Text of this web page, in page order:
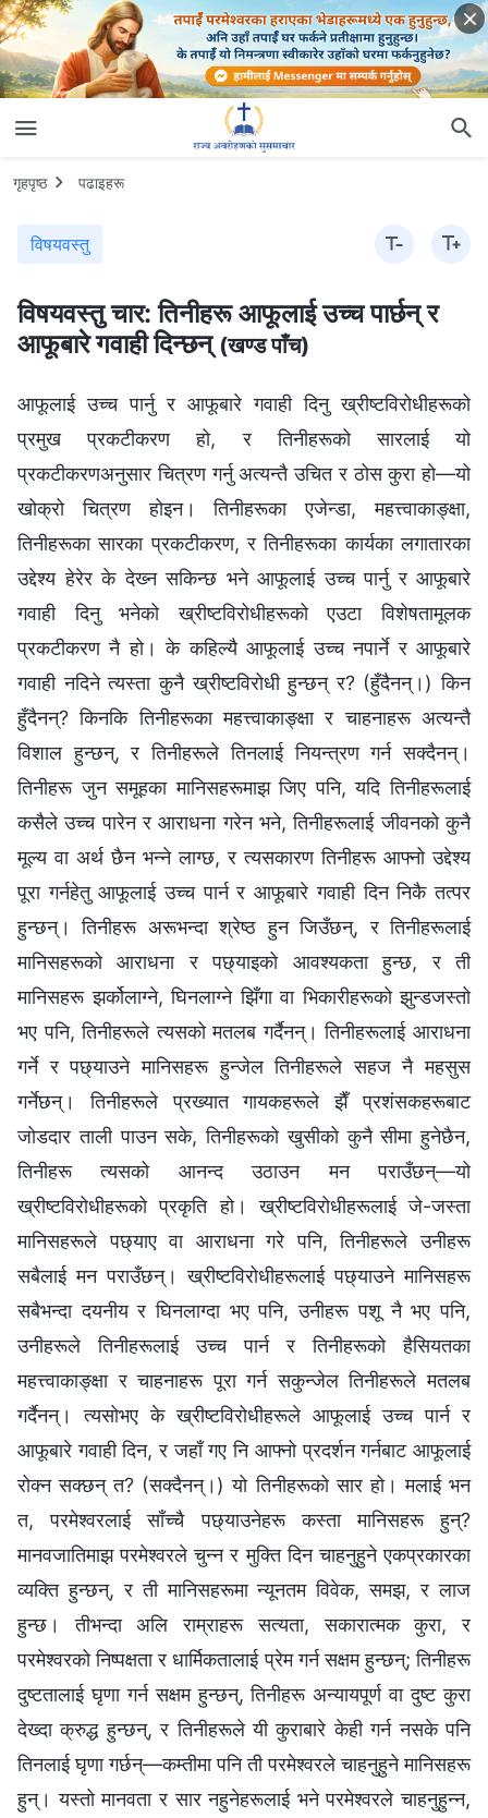
गृहपृष्ठ पढाइहरू
विषयवस्तु
विषयवस्तु चार: तिनीहरू आफूलाई उच्च पार्छन् र
आफूबारे गवाही दिन्छन् (खण्ड पाँच)
आफूलाई उच्च पार्नु र आफूबारे गवाही दिनु ख्रीष्टविरोधीहरूको
प्रमुख प्रकटीकरण हो, र तिनीहरूको सारलाई यो
प्रकटीकरणअनुसार चित्रण गर्नु अत्यन्तै उचित र ठोस कुरा हो—यो
खोक्रो चित्रण होइन। तिनीहरूका एजेन्डा, महत्त्वाकाङ्क्षा,
तिनीहरूका सारका प्रकटीकरण, र तिनीहरूका कार्यका लगातारका
उद्देश्य हेरेर के देख्‍न सकिन्छ भने आफूलाई उच्च पार्नु र आफूबारे
गवाही दिनु भनेको ख्रीष्टविरोधीहरूको एउटा विशेषतामूलक
प्रकटीकरण नै हो। के कहिल्यै आफूलाई उच्च नपार्ने र आफूबारे
गवाही नदिने त्यस्ता कुनै ख्रीष्टविरोधी हुन्छन् र? (हुँदैनन्।) किन
हुँदैनन्? किनकि तिनीहरूका महत्त्वाकाङ्क्षा र चाहनाहरू अत्यन्तै
विशाल हुन्छन्, र तिनीहरूले तिनलाई नियन्त्रण गर्न सक्दैनन्।
तिनीहरू जुन समूहका मानिसहरूमाझ जिए पनि, यदि तिनीहरूलाई
कसैले उच्च पारेन र आराधना गरेन भने, तिनीहरूलाई जीवनको कुनै
मूल्य वा अर्थ छैन भन्ने लाग्छ, र त्यसकारण तिनीहरू आफ्नो उद्देश्य
पूरा गर्नहेतु आफूलाई उच्च पार्न र आफूबारे गवाही दिन निकै तत्पर
हुन्छन्। तिनीहरू अरूभन्दा श्रेष्ठ हुन जिउँछन्, र तिनीहरूलाई
मानिसहरूको आराधना र पछ्याइको आवश्यकता हुन्छ, र ती
मानिसहरू झर्कोलाग्‍ने, घिनलाग्‍ने झिँगा वा भिकारीहरूको झुन्डजस्तो
भए पनि, तिनीहरूले त्यसको मतलब गर्दैनन्। तिनीहरूलाई आराधना
गर्ने र पछ्याउने मानिसहरू हुन्जेल तिनीहरूले सहज नै महसुस
गर्नेछन्। तिनीहरूले प्रख्यात गायकहरूले झैँ प्रशंसकहरूबाट
जोडदार ताली पाउन सके, तिनीहरूको खुसीको कुनै सीमा हुनेछैन,
तिनीहरू त्यसको आनन्द उठाउन मन पराउँछन्—यो
ख्रीष्टविरोधीहरूको प्रकृति हो। ख्रीष्टविरोधीहरूलाई जे-जस्ता
मानिसहरूले पछ्याए वा आराधना गरे पनि, तिनीहरूले उनीहरू
सबैलाई मन पराउँछन्। ख्रीष्टविरोधीहरूलाई पछ्याउने मानिसहरू
सबैभन्दा दयनीय र घिनलाग्दा भए पनि, उनीहरू पशू नै भए पनि,
उनीहरूले तिनीहरूलाई उच्च पार्न र तिनीहरूको हैसियतका
महत्त्वाकाङ्क्षा र चाहनाहरू पूरा गर्न सकुन्जेल तिनीहरूले मतलब
गर्दैनन्। त्यसोभए के ख्रीष्टविरोधीहरूले आफूलाई उच्च पार्न र
आफूबारे गवाही दिन, र जहाँ गए नि आफ्नो प्रदर्शन गर्नबाट आफूलाई
रोक्न सक्छन् त? (सक्दैनन्।) यो तिनीहरूको सार हो। मलाई भन
त, परमेश्‍वरलाई साँच्चै पछ्याउनेहरू कस्ता मानिसहरू हुन्?
मानवजातिमाझ परमेश्‍वरले चुन्न र मुक्ति दिन चाहनुहुने एकप्रकारका
व्यक्ति हुन्छन्, र ती मानिसहरूमा न्यूनतम विवेक, समझ, र लाज
हुन्छ। तीभन्दा अलि राम्राहरू सत्यता, सकारात्मक कुरा, र
परमेश्‍वरको निष्पक्षता र धार्मिकतालाई प्रेम गर्न सक्षम हुन्छन्; तिनीहरू
दुष्टतालाई घृणा गर्न सक्षम हुन्छन्, तिनीहरू अन्यायपूर्ण वा दुष्ट कुरा
देख्दा क्रुद्ध हुन्छन्, र तिनीहरूले यी कुराबारे केही गर्न नसके पनि
तिनलाई घृणा गर्छन्—कम्तीमा पनि ती परमेश्‍वरले चाहनुहुने मानिसहरू
हुन्। यस्तो मानवता र सार नहुनेहरूलाई भने परमेश्‍वरले चाहनुहुन्न,